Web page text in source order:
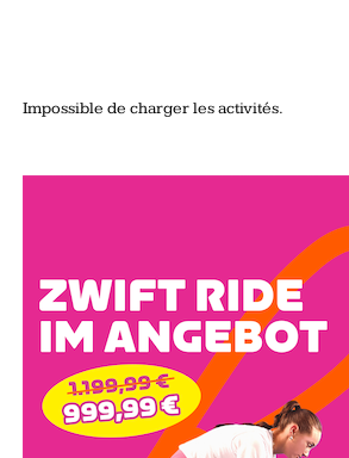
Impossible de charger les activités.